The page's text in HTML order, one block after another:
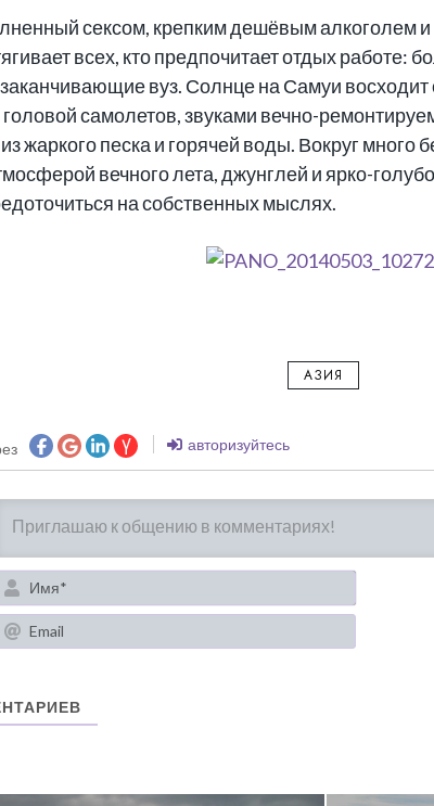
сексом, крепким дешёвым алкоголем
всех, кто предпочитает отдых работе:
вуз. Солнце на Самуи восходит
самолетов, звуками вечно-
жаркого песка и горячей воды. Вокруг
вечного лета, джунглей и ярко-
на собственных мыслях.
АЗИЯ
авторизуйтесь
Имя*
Email